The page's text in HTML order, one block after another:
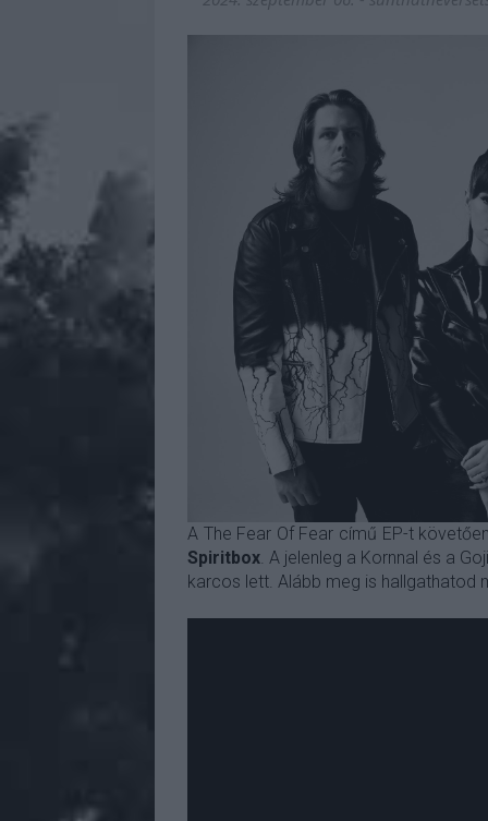
A The Fear Of Fear című EP-t
Spiritbox. A jelenleg a Kornnal és a
karcos lett. Alább meg is hallgathatod